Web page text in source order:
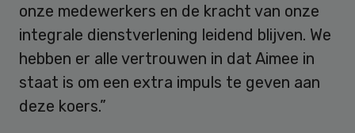
onze medewerkers en de kracht van onze
integrale dienstverlening leidend blijven. We
hebben er alle vertrouwen in dat Aimee in
staat is om een extra impuls te geven aan
deze koers.”